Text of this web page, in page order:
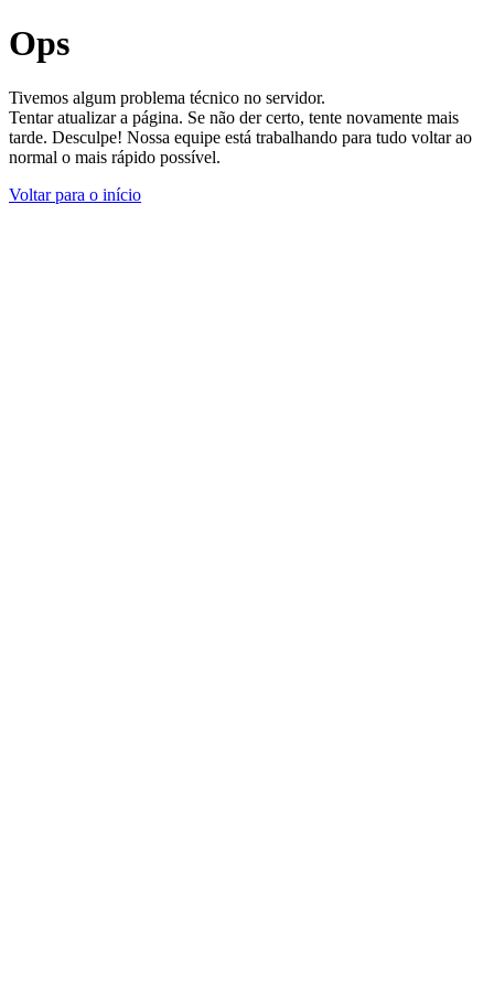
Ops
Tivemos algum problema técnico no servidor.
Tentar atualizar a página. Se não der certo, tente novamente mais
tarde. Desculpe! Nossa equipe está trabalhando para tudo voltar ao
normal o mais rápido possível.
Voltar para o início